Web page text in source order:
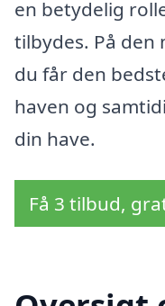
en betydelig
tilbydes. På den
du får den
haven og
din have.
Få 3 tilbud,